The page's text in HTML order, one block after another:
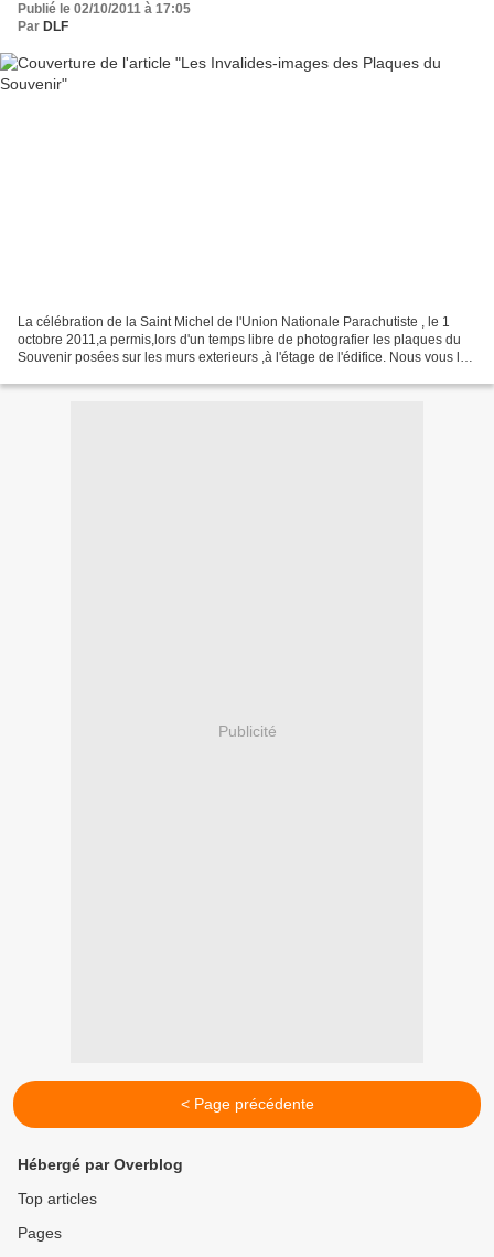
Publié le 02/10/2011 à 17:05
Par DLF
La célébration de la Saint Michel de l'Union Nationale Parachutiste , le 1
octobre 2011,a permis,lors d'un temps libre de photografier les plaques du
Souvenir posées sur les murs exterieurs ,à l'étage de l'édifice. Nous vous les
Publicité
< Page précédente
Hébergé par Overblog
Top articles
Pages